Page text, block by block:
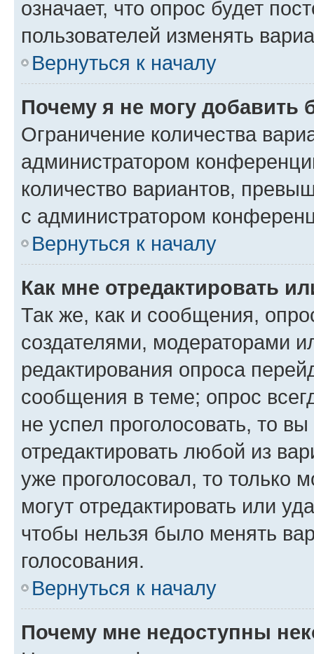
означает, что опрос будет
пользователей изменять
Вернуться к началу
Почему я не могу добавить
Ограничение количества
администратором
количество вариантов,
с администратором
Вернуться к началу
Как мне отредактировать
Так же, как и сообщения,
создателями, модераторами
редактирования опроса
сообщения в теме; опрос
не успел проголосовать, то
отредактировать любой из
уже проголосовал, то только
могут отредактировать или
чтобы нельзя было менять
голосования.
Вернуться к началу
Почему мне недоступны